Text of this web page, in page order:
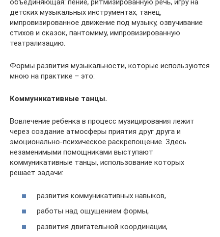
объединяющая: пение, ритмизированную речь, игру на
детских музыкальных инструментах, танец,
импровизированное движение под музыку, озвучивание
стихов и сказок, пантомиму, импровизированную
театрализацию.
Формы развития музыкальности, которые используются
мною на практике – это:
Коммуникативные танцы.
Вовлечение ребенка в процесс музицирования лежит
через создание атмосферы приятия друг друга и
эмоционально-психическое раскрепощение. Здесь
незаменимыми помощниками выступают
коммуникативные танцы, использование которых
решает задачи:
развития коммуникативных навыков,
работы над ощущением формы,
развития двигательной координации,